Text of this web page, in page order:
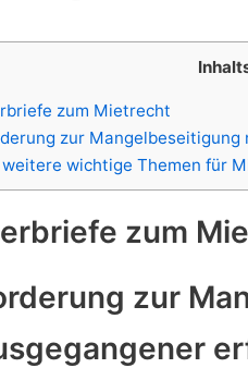
zum Mietrecht
zur
wichtige Themen für
zum
zur